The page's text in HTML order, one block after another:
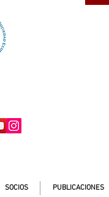
SOCIOS PUBLICACIONES